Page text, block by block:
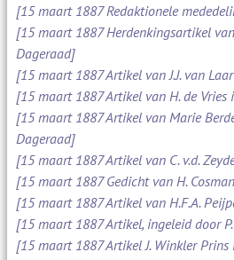
[15 maart 1887 Redaktionele
[15 maart 1887 Herdenkingsartikel
Dageraad]
[15 maart 1887 Artikel van J.J. van
[15 maart 1887 Artikel van H. de Vries
[15 maart 1887 Artikel van Marie
Dageraad]
[15 maart 1887 Artikel van C. v.d.
[15 maart 1887 Gedicht van H.
[15 maart 1887 Artikel van H.F.A.
[15 maart 1887 Artikel, ingeleid door
[15 maart 1887 Artikel J. Winkler Prins